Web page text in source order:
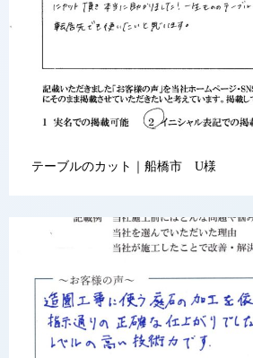
テーブルのカット｜船橋市 U様